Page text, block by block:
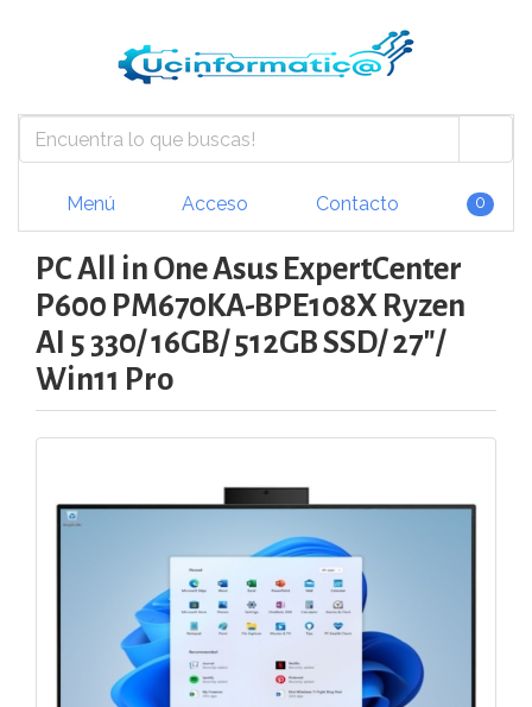
Menú Acceso Contacto 0
PC All in One Asus ExpertCenter
P600 PM670KA-BPE108X Ryzen
AI 5 330/ 16GB/ 512GB SSD/ 27"/
Win11 Pro